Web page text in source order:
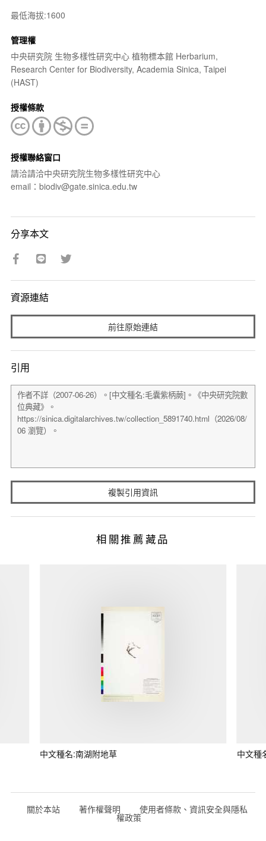
最低海拔:1600
管理權
中央研究院 生物多樣性研究中心 植物標本館 Herbarium,
Research Center for Biodiversity, Academia Sinica, Taipei
(HAST)
授權條款
授權聯絡窗口
請洽請洽中央研究院生物多樣性研究中心
email：biodiv@gate.sinica.edu.tw
分享本文
資源連結
前往原始連結
引用
複製引用資訊
相關推薦藏品
中文種名:南湖附地草 中文種
關於本站 著作權聲明 使用者條款、資訊安全與隱私
權政策